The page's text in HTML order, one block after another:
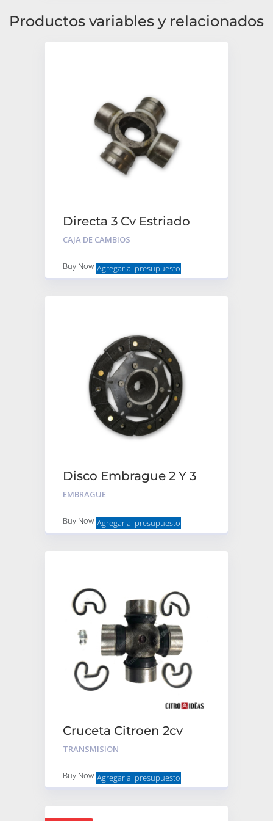
Productos variables y relacionados
Directa 3 Cv Estriado
Grueso 19Dte
CAJA DE CAMBIOS
Buy Now Agregar al presupuesto
Disco Embrague 2 Y 3
Cv
EMBRAGUE
Buy Now Agregar al presupuesto
Cruceta Citroen 2cv
Con Alemite Y Seguro
TRANSMISION
Buy Now Agregar al presupuesto